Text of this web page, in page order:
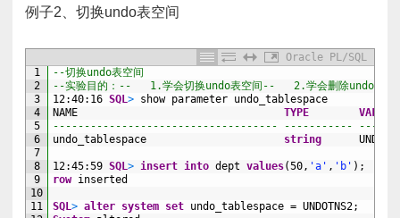
例子2、切换undo表空间
Oracle PL/SQL
1
2
3
4
5
6
7
8
9
10
11
--切换undo表空间
--实验目的：--   1.学会切换undo表空间--   2.学会删除undo
12:40:16 SQL> show parameter undo_tablespace
NAME
TYPE
VALUE
------------------------------------ -----------
undo_tablespace
string
12:45:59 SQL> insert into dept values(50, 'a' , 'b' );
row inserted
SQL> alter system set undo_tablespace = UNDOTNS2;